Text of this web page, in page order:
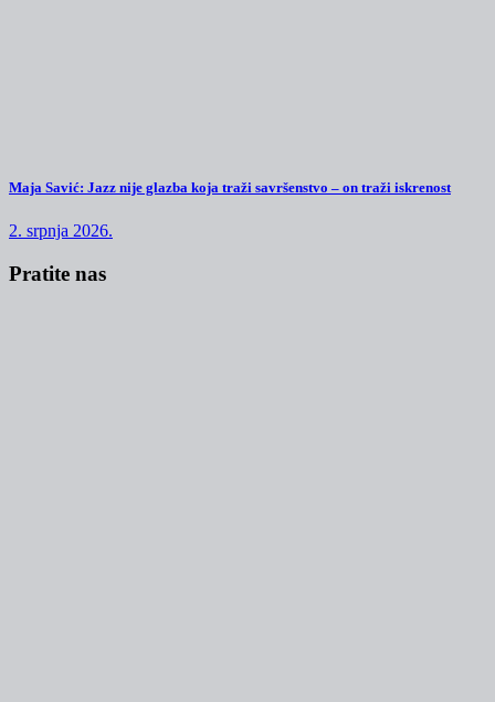
Maja Savić: Jazz nije glazba koja traži savršenstvo – on traži iskrenost
2. srpnja 2026.
Pratite nas